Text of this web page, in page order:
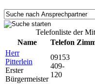
Telefonliste der
Name
Telefon
Herr
Pitterlein
Erster
Bürgermeister
09153
409-
120